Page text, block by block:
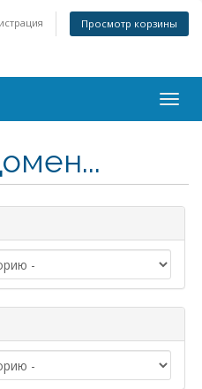
Просмотр корзины